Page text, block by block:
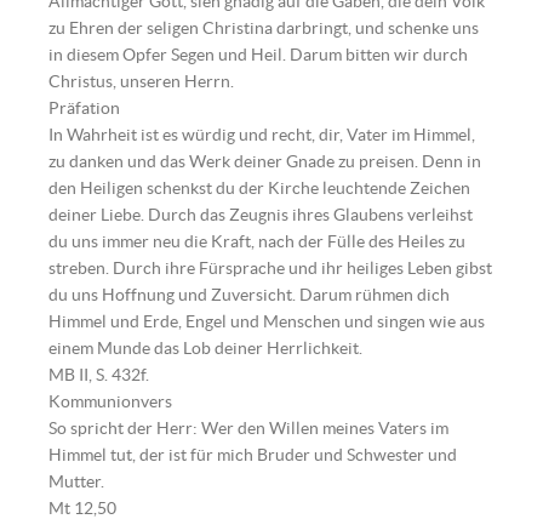
zu Ehren der seligen Christina darbringt, und schenke uns
in diesem Opfer Segen und Heil. Darum bitten wir durch
Christus, unseren Herrn.
Präfation
In Wahrheit ist es würdig und recht, dir, Vater im Himmel,
zu danken und das Werk deiner Gnade zu preisen. Denn in
den Heiligen schenkst du der Kirche leuchtende Zeichen
deiner Liebe. Durch das Zeugnis ihres Glaubens verleihst
du uns immer neu die Kraft, nach der Fülle des Heiles zu
streben. Durch ihre Fürsprache und ihr heiliges Leben gibst
du uns Hoffnung und Zuversicht. Darum rühmen dich
Himmel und Erde, Engel und Menschen und singen wie aus
einem Munde das Lob deiner Herrlichkeit.
MB II, S. 432f.
Kommunionvers
So spricht der Herr: Wer den Willen meines Vaters im
Himmel tut, der ist für mich Bruder und Schwester und
Mutter.
Mt 12,50